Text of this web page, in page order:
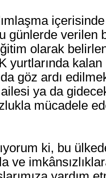
günlerde verilen
olarak
yurtlarında
göz ardı
ya da
mücadele
ki, bu
ve